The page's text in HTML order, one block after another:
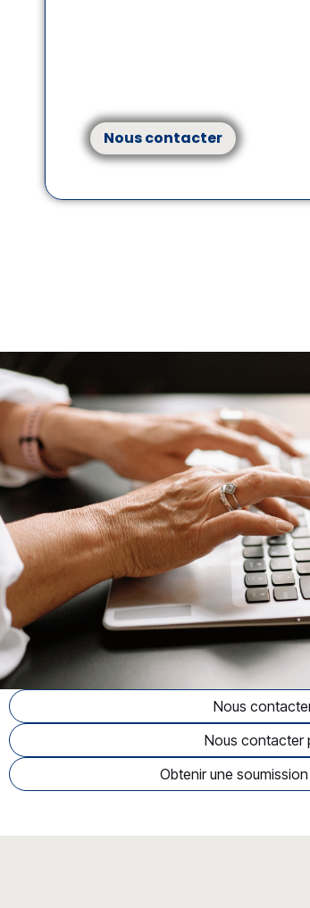
de votre parcours.
Nous contacter
Nous
Nous contacter
Obtenir une